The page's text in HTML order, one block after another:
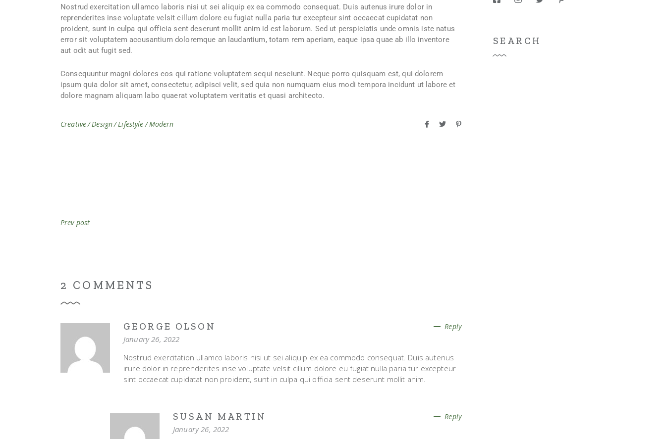
Nostrud exercitation ullamco laboris nisi ut sei aliquip ex ea commodo consequat. Duis autenus irure dolor in
reprenderites inse voluptate velsit cillum dolore eu fugiat nulla paria tur excepteur sint occaecat cupidatat non
proident, sunt in culpa qui officia sent deserunt mollit anim id est laborum. Sed ut perspiciatis unde omnis iste natus
error sit voluptatem accusantium doloremque an laudantium, totam rem aperiam, eaque ipsa quae ab illo inventore
aut odit aut fugit sed.
Consequuntur magni dolores eos qui ratione voluptatem sequi nesciunt. Neque porro quisquam est, qui dolorem
ipsum quia dolor sit amet, consectetur, adipisci velit, sed quia non numquam eius modi tempora incidunt ut labore et
dolore magnam aliquam labo quaerat voluptatem veritatis et quasi architecto.
Creative Design Lifestyle Modern
Prev post
2 COMMENTS
GEORGE OLSON
January 26, 2022
Nostrud exercitation ullamco laboris nisi ut sei aliquip ex ea commodo consequat. Duis autenus
irure dolor in reprenderites inse voluptate velsit cillum dolore eu fugiat nulla paria tur excepteur
sint occaecat cupidatat non proident, sunt in culpa qui officia sent deserunt mollit anim.
Reply
SUSAN MARTIN
January 26, 2022
Reply
SEARCH